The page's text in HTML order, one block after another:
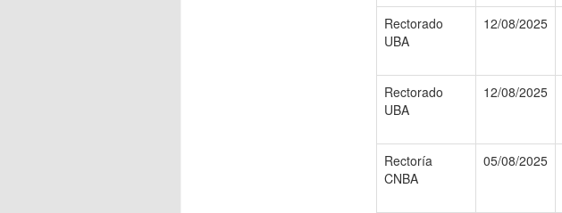
Rectorado
UBA
12/08/2025
Rectorado
UBA
12/08/2025
Rectoría
CNBA
05/08/2025